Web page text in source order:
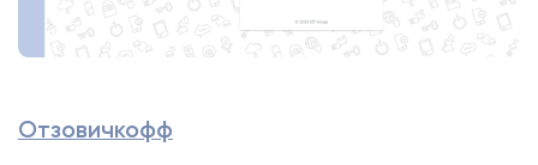
Отзовичкофф